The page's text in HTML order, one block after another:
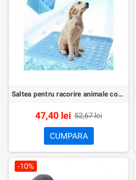
Saltea pentru racorire animale companie 70x55cm
47,40 lei 52,67 lei
CUMPARA
-10%